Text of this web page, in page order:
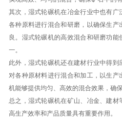
其次，湿式轮碾机在冶金行业中也有
各种原料进行混合和研磨，以确保生
良。湿式轮碾机的高效混合和研磨功
一。
此外，湿式轮碾机还在建材行业中得
对各种原材料进行混合和加工，以生
机能够提供均匀、高效的混合效果，确
总之，湿式轮碾机在矿山、冶金、建
高生产效率和产品质量具有重要作用。